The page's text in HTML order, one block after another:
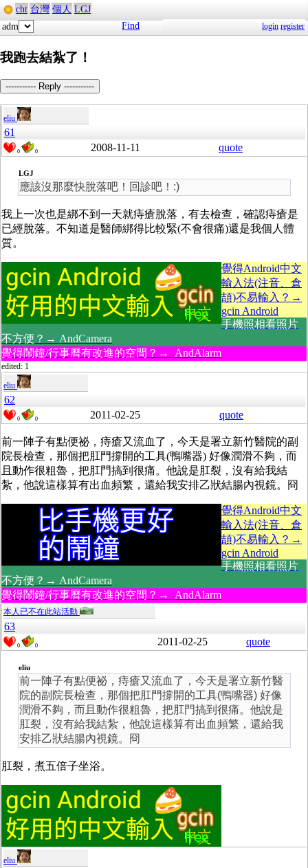
cht 台灣 個人 LGJ
adm
Find login register
我跑去結紮了！
----------- Reply -----------
eliu
61
0 0 2008-11-11 quote
LGJ
應該沒那麼快脫落吧！回診吧！:)
我上一次也是綁不到一天就痔瘡脫落，有去檢查，確認痔瘡是
已經脫落。不知道是醫師綁得比較緊(不會很痛)還是我個人體
質。
覺得Android中文
輸入法(注音、倉
頡)不易輸入？→
gcin Android
手機照相看照片
不方便？→ AndCamera
覺得鬧鐘/行事曆有改進的空間？→ AndAlarm
edited: 1
eliu
62
0 0 2011-02-25 quote
前一陣子有點便祕，痔瘡又流血了，今天是署立新竹醫院的副
院長檢查，那個把肛門撐開的工具(鴨嘴器) 好像潤滑不夠，而
且動作很粗魯，把肛門搞到很痛。他說是肛裂，沒有給我結
紮，他說這樣算有出血頻繁，還給我安排乙狀結腸內視鏡。冏
覺得Android中文
輸入法(注音、倉
頡)不易輸入？→
gcin Android
手機照相看照片
不方便？→ AndCamera
覺得鬧鐘/行事曆有改進的空間？→ AndAlarm
本人已不在此站活動
63
0 0 2011-02-25 quote
eliu
前一陣子有點便祕，痔瘡又流血了，今天是署立新竹醫
院的副院長檢查，那個把肛門撐開的工具(鴨嘴器) 好像
潤滑不夠，而且動作很粗魯，把肛門搞到很痛。他說是
肛裂，沒有給我結紮，他說這樣算有出血頻繁，還給我
安排乙狀結腸內視鏡。冏
肛裂，煮五倍子坐浴。
eliu